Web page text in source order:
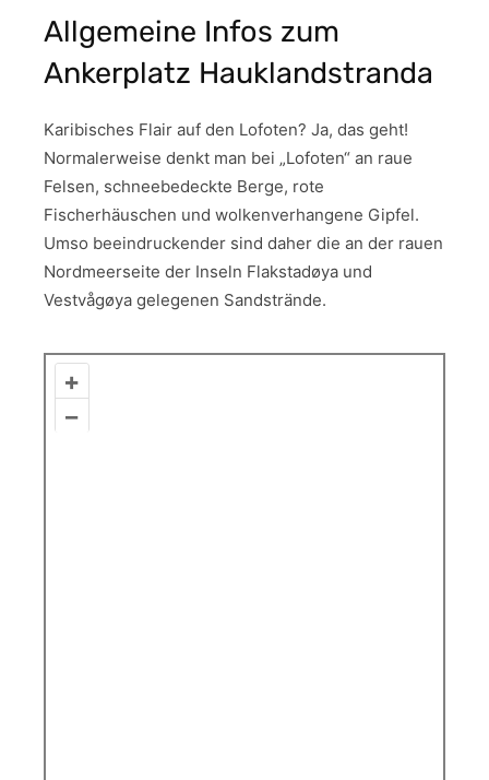
Allgemeine Infos zum
Ankerplatz Hauklandstranda
Karibisches Flair auf den Lofoten? Ja, das geht!
Normalerweise denkt man bei „Lofoten“ an raue
Felsen, schneebedeckte Berge, rote
Fischerhäuschen und wolkenverhangene Gipfel.
Umso beeindruckender sind daher die an der rauen
Nordmeerseite der Inseln Flakstadøya und
Vestvågøya gelegenen Sandstrände.
+
–